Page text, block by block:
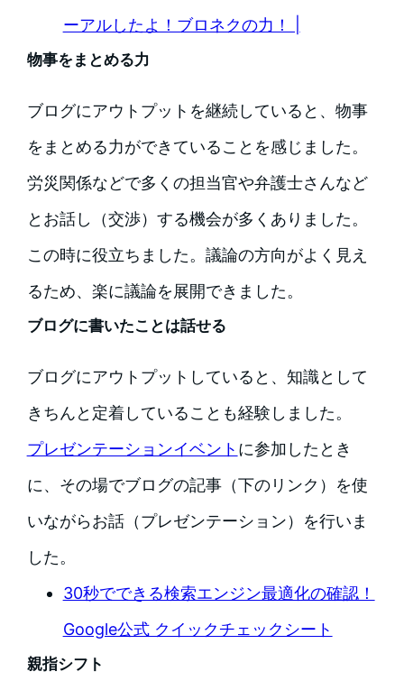
ーアルしたよ！ブロネクの力！ |
物事をまとめる力
ブログにアウトプットを継続していると、物事
をまとめる力ができていることを感じました。
労災関係などで多くの担当官や弁護士さんなど
とお話し（交渉）する機会が多くありました。
この時に役立ちました。議論の方向がよく見え
るため、楽に議論を展開できました。
ブログに書いたことは話せる
ブログにアウトプットしていると、知識として
きちんと定着していることも経験しました。
プレゼンテーションイベント に参加したとき
に、その場でブログの記事（下のリンク）を使
いながらお話（プレゼンテーション）を行いま
した。
30秒でできる検索エンジン最適化の確認！
Google公式 クイックチェックシート
親指シフト